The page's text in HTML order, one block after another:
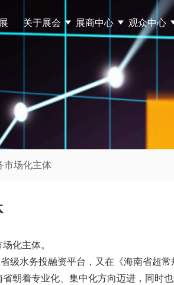
关于展会 展商中心 观众中心
市场化主体
化主体。
级水务投融资平台，又在《海南省超
朝着专业化、集中化方向迈进，同时